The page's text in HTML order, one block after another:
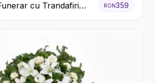
cu Trandafiri
Galbene și Crini
RON359